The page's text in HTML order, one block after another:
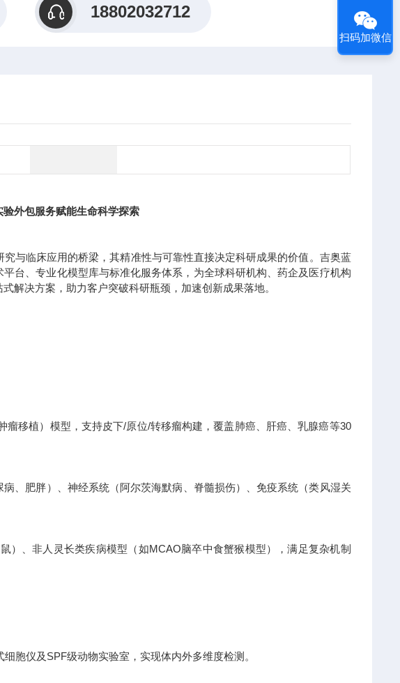
18802032712
外包服务赋能生命科学探索
与临床应用的桥梁，其精准性与可靠性直接决定科研成果的价值。吉奥蓝
台、专业化模型库与标准化服务体系，为全球科研机构、药企及医疗机构
解决方案，助力客户突破科研瓶颈，加速创新成果落地。
移植）模型，支持皮下/原位/转移瘤构建，覆盖肺癌、肝癌、乳腺癌等30
、肥胖）、神经系统（阿尔茨海默病、脊髓损伤）、免疫系统（类风湿关
）、非人灵长类疾病模型（如MCAO脑卒中食蟹猴模型），满足复杂机制
胞仪及SPF级动物实验室，实现体内外多维度检测。
扫码加微信